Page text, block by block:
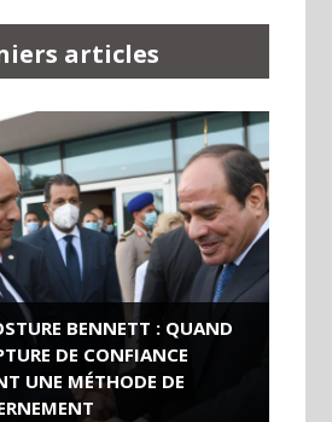
articles
BENNETT : QUAND
DE CONFIANCE
UNE MÉTHODE DE